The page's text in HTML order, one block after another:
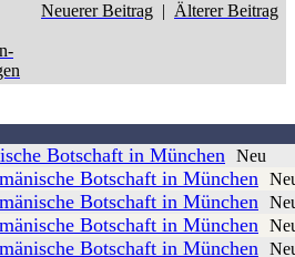
Neuerer Beitrag | Älterer Beitrag
Botschaft in München Neu
Botschaft in München
Botschaft in München
Botschaft in München
Botschaft in München